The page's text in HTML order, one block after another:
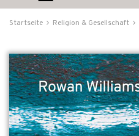
Startseite Religion & Gesellschaft